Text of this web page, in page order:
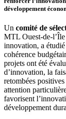
développement
Un comité de
MTL Ouest-de-l’Île
innovation, a étudié
cohérence
projets ont été
d’innovation, la
retombées
attention
favorisent
développement